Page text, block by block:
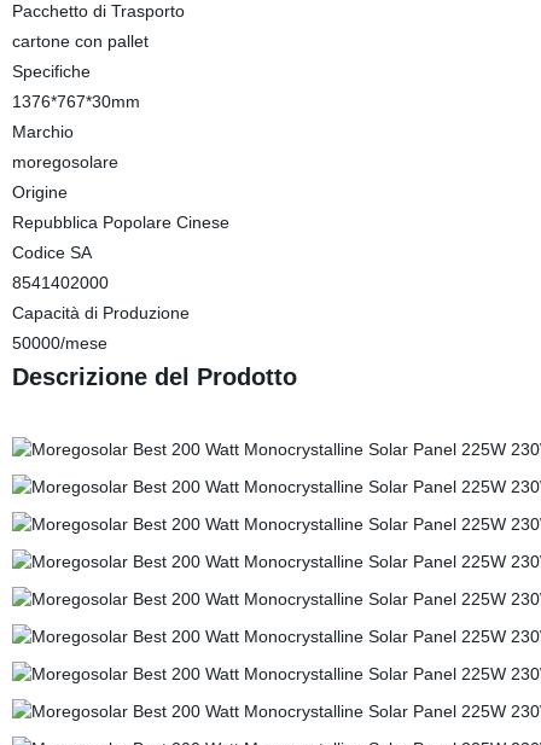
Pacchetto di Trasporto
cartone con pallet
Specifiche
1376*767*30mm
Marchio
moregosolare
Origine
Repubblica Popolare Cinese
Codice SA
8541402000
Capacità di Produzione
50000/mese
Descrizione del Prodotto